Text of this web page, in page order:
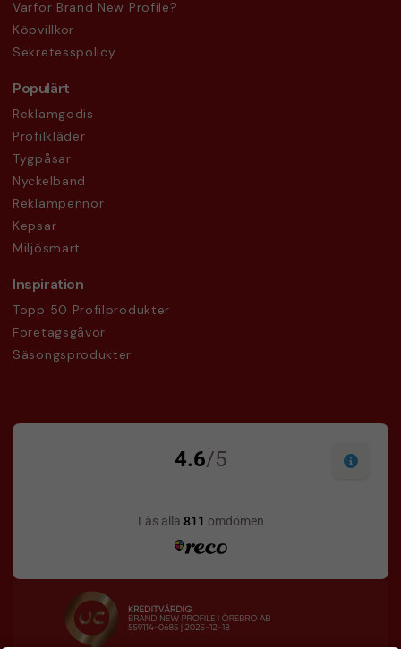
Varför Brand New Profile?
Köpvillkor
Sekretesspolicy
Populärt
Reklamgodis
Profilkläder
Tygpåsar
Nyckelband
Reklampennor
Kepsar
Miljösmart
Inspiration
Topp 50 Profilprodukter
Företagsgåvor
Säsongsprodukter